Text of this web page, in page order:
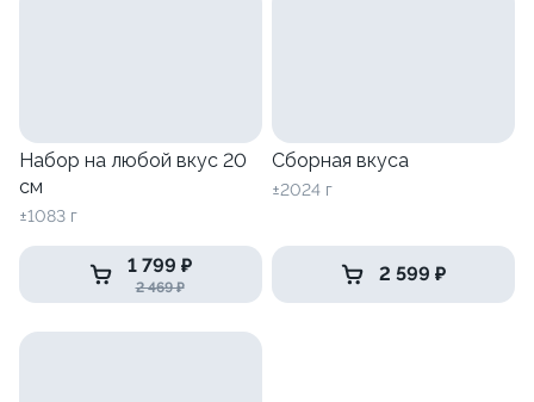
Набор на любой вкус 20
см
±1083 г
1 799 ₽
2 469 ₽
Сборная вкуса
±2024 г
2 599 ₽